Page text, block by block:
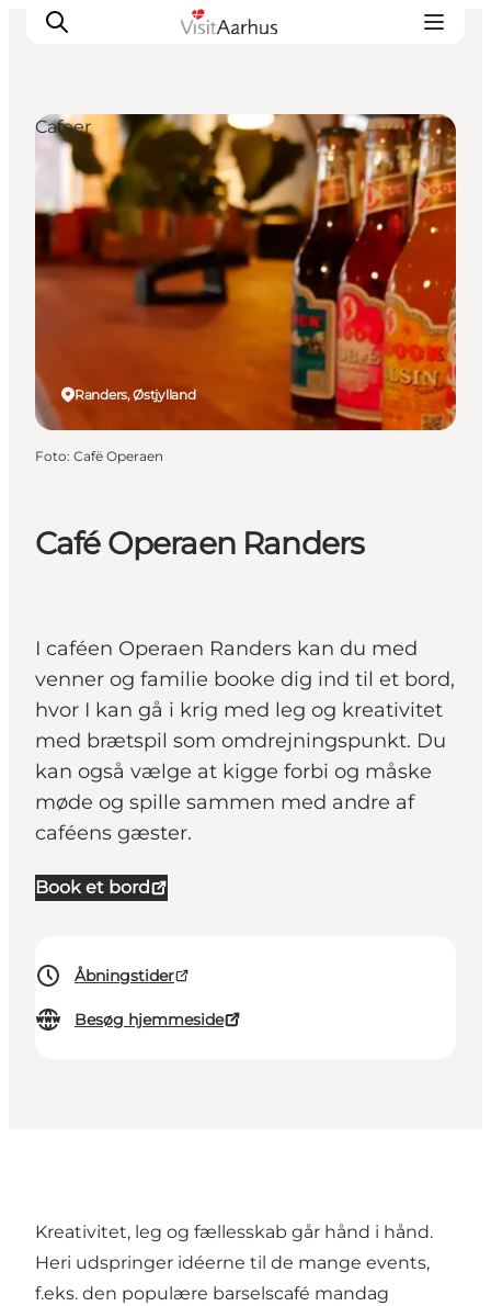
Oplevelser
Kalender
Byer og steder
Planlæg ferien
Transport
Café Operaen Randers
I caféen Operaen Randers kan du med
venner og familie booke dig ind til et bord,
hvor I kan gå i krig med leg og kreativitet
med brætspil som omdrejningspunkt. Du
kan også vælge at kigge forbi og måske
møde og spille sammen med andre af
caféens gæster.
Book et bord
Åbningstider
Besøg hjemmeside
Randers, Østjylland
Cafeer
Foto: Cafë Operaen
Kreativitet, leg og fællesskab går hånd i hånd.
Heri udspringer idéerne til de mange events,
f.eks. den populære barselscafé mandag